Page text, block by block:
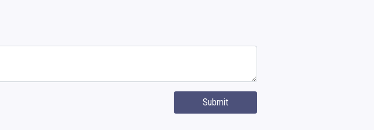
Submit